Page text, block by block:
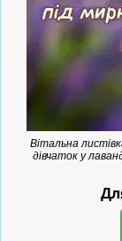
Вітальна
дівчаток у